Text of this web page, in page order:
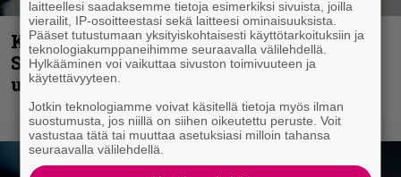
Kunnianosoitus hyiselle Pohjolalle –
Shining hyppäsi keskelle kinoksia
uudella videollaan
laitteellesi saadaksemme tietoja esimerkiksi sivuista, joilla
vierailit, IP-osoitteestasi sekä laitteesi ominaisuuksista.
Pääset tutustumaan yksityiskohtaisesti käyttötarkoituksiin ja
teknologiakumppaneihimme seuraavalla välilehdellä.
Hylkääminen voi vaikuttaa sivuston toimivuuteen ja
käytettävyyteen.
Jotkin teknologiamme voivat käsitellä tietoja myös ilman
suostumusta, jos niillä on siihen oikeutettu peruste. Voit
vastustaa tätä tai muuttaa asetuksiasi milloin tahansa
seuraavalla välilehdellä.